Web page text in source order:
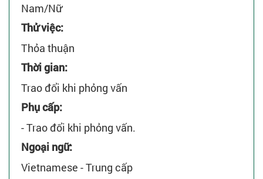
Nam/Nữ
Thử việc:
Thỏa thuận
Thời gian:
Trao đổi khi phỏng vấn
Phụ cấp:
- Trao đổi khi phỏng vấn.
Ngoại ngữ:
Vietnamese - Trung cấp